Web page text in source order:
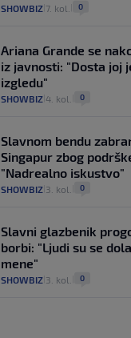
SHOWBIZ 7. kol. 0
Ariana Grande se
iz javnosti: "Dosta joj
izgledu"
SHOWBIZ 4. kol. 0
Slavnom bendu
Singapur zbog
"Nadrealno iskustvo"
SHOWBIZ 3. kol. 0
Slavni glazbenik
borbi: "Ljudi su se
mene"
SHOWBIZ 3. kol. 0